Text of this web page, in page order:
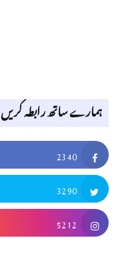
ہمارے ساتھ رابطہ کریں
2340
3290
5212